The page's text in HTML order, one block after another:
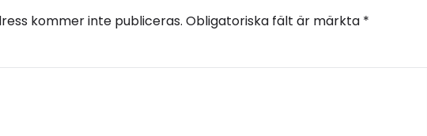
kommer inte publiceras. Obligatoriska fält är märkta *